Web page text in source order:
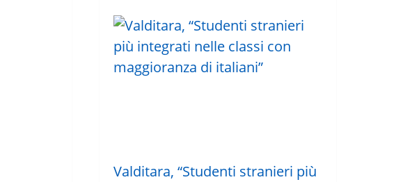
Valditara, “Studenti stranieri più